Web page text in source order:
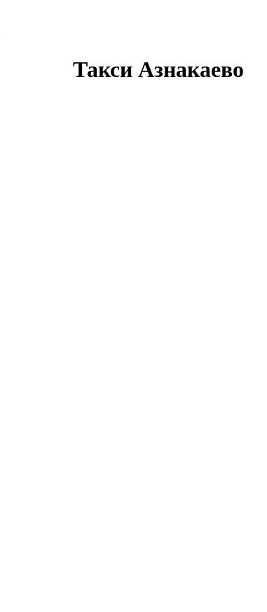
Такси Азнакаево